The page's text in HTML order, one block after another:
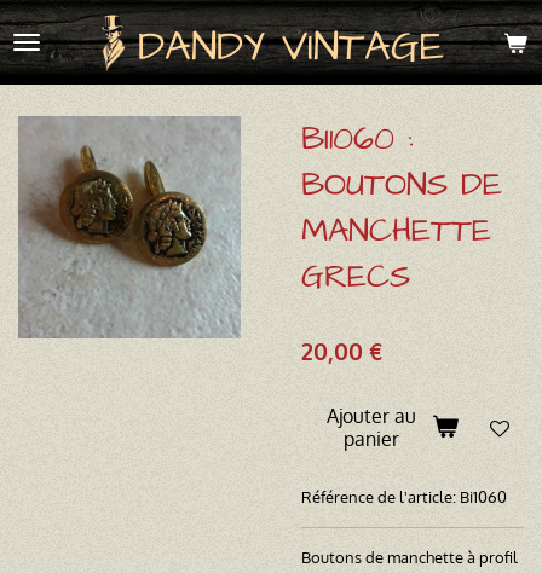
Passer
au
contenu
DANDY VINTAGE
BI1060 :
BOUTONS DE
MANCHETTE
GRECS
20,00 €
Ajouter au
panier
Référence de l'article: Bi1060
Boutons de manchette à profil